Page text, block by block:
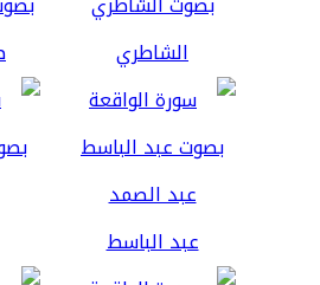
الشاطري
عبد الباسط